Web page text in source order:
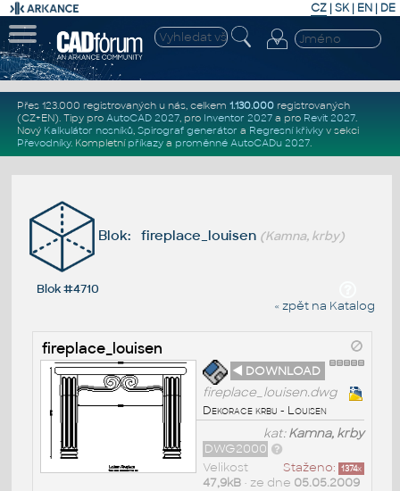
CZ | SK| EN | DE
Přes 123.000 registrovaných u nás, celkem 1.130.000registrovaných
(CZ+EN). Tipy pro AutoCAD 2027, pro Inventor 2027a pro Revit 2027.
Nový Kalkulátor nosníků, Spirograf generátor a Regresní křivkyv sekci
Převodníky. Kompletní příkazya proměnné AutoCADu 2027.
Blok: fireplace_louisen (Kamna, krby)
Blok #4710
« zpět na Katalog
fireplace_louisen
◄ DOWNLOAD
fireplace_louisen.dwg
Dekorace krbu - Louisen
kat:Kamna, krby
DWG2000
Staženo: 1374x
Velikost
47,9kB• ze dne 05.05.2009